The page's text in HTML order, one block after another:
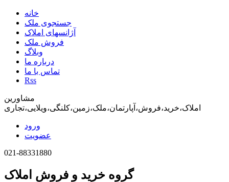
خانه
جستجوی ملک
آژانسهای املاک
فروش ملک
وبلاگ
درباره ما
تماس با ما
Rss
مشاورین
املاک،خرید،فروش،آپارتمان،ملک،زمین،کلنگی،ویلایی،تجاری
ورود
عضویت
021-88331880
گروه خرید و فروش املاک